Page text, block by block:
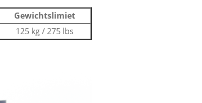
Gewichtslimiet
125 kg / 275 lbs